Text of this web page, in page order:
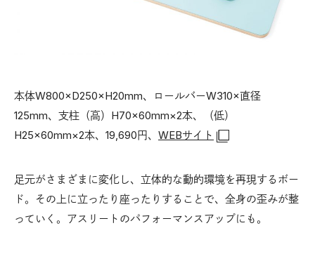
本体W800×D250×H20mm、ロールバーW310×直径
125mm、支柱（高）H70×60mm×2本、（低）
H25×60mm×2本、19,690円、 WEBサイト
足元がさまざまに変化し、立体的な動的環境を再現するボー
ド。その上に立ったり座ったりすることで、全身の歪みが整
っていく。アスリートのパフォーマンスアップにも。